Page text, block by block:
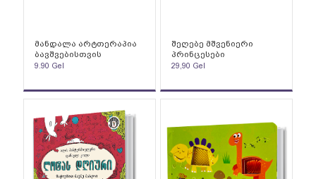
მანდალა არტთერაპია
ბავშვებისთვის
9.90 Gel
შეღებე მშვენიერი
პრინცესები
29,90 Gel